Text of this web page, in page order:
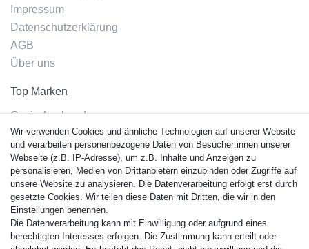
Impressum
Datenschutzerklärung
AGB
Über uns
Top Marken
Casio Armband
Festina Armband
Citizen Armband
M. Lacroix Armband
J. Lemans Armband
Uhrenarmbänder - Alle
Sicherheit
Wir verwenden Cookies und ähnliche Technologien auf unserer Website
und verarbeiten personenbezogene Daten von Besucher:innen unserer
Webseite (z.B. IP-Adresse), um z.B. Inhalte und Anzeigen zu
personalisieren, Medien von Drittanbietern einzubinden oder Zugriffe auf
unsere Website zu analysieren. Die Datenverarbeitung erfolgt erst durch
gesetzte Cookies. Wir teilen diese Daten mit Dritten, die wir in den
Einstellungen benennen.
Die Datenverarbeitung kann mit Einwilligung oder aufgrund eines
berechtigten Interesses erfolgen. Die Zustimmung kann erteilt oder